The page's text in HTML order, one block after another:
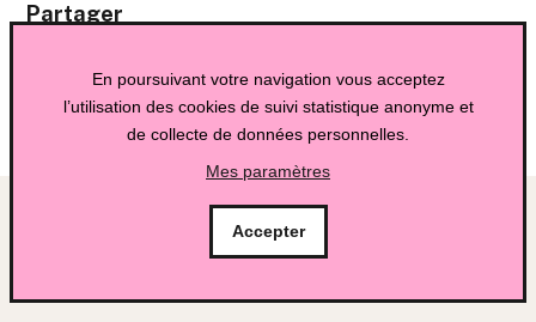
En poursuivant votre navigation vous acceptez
l’utilisation des cookies de suivi statistique anonyme et
de collecte de données personnelles.
Mes paramètres
Accepter
Partager